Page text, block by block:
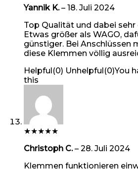
Yannik K.– 18. Juli 2024
Top Qualität und dabei sehr
Etwas größer als WAGO,
günstiger. Bei Anschlüssen
diese Klemmen völlig
Helpful(0) Unhelpful(0)You
this
★★★★★
Christoph C.– 28. Juli 2024
Klemmen funktionieren